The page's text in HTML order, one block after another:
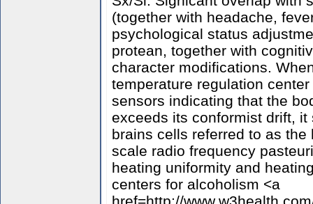
(together with headache,
psychological status
protean, together with
character modifications.
temperature regulation
sensors indicating that the
exceeds its conformist drift,
brains cells referred to as the
scale radio frequency
heating uniformity and
centers for alcoholism <a